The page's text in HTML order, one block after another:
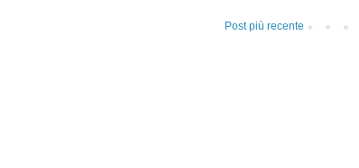
Post più recente